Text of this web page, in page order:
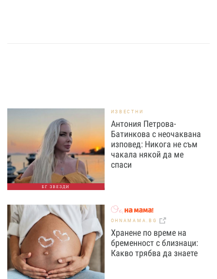
БГ ЗВЕЗДИ
ИЗВЕСТНИ
Антония Петрова-
Батинкова с неочаквана
изповед: Никога не съм
чакала някой да ме
спаси
OHNAMAMA.BG
Хранене по време на
бременност с близнаци:
Какво трябва да знаете